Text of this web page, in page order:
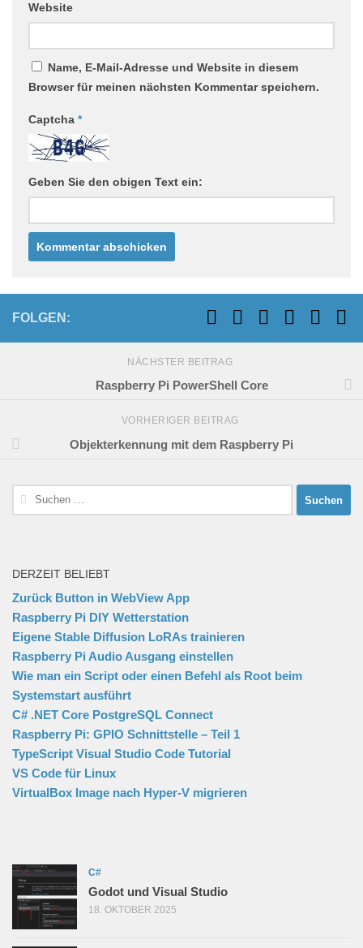
Website
Name, E-Mail-Adresse und Website in diesem
Browser für meinen nächsten Kommentar speichern.
Captcha *
Geben Sie den obigen Text ein:
FOLGEN:
NÄCHSTER BEITRAG
Raspberry Pi PowerShell Core
VORHERIGER BEITRAG
Objekterkennung mit dem Raspberry Pi
Suchen
nach:
DERZEIT BELIEBT
Zurück Button in WebView App
Raspberry Pi DIY Wetterstation
Eigene Stable Diffusion LoRAs trainieren
Raspberry Pi Audio Ausgang einstellen
Wie man ein Script oder einen Befehl als Root beim
Systemstart ausführt
C# .NET Core PostgreSQL Connect
Raspberry Pi: GPIO Schnittstelle – Teil 1
TypeScript Visual Studio Code Tutorial
VS Code für Linux
VirtualBox Image nach Hyper-V migrieren
C#
Godot und Visual Studio
18. OKTOBER 2025